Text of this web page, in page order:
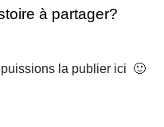
à partager?
la publier ici 🙂